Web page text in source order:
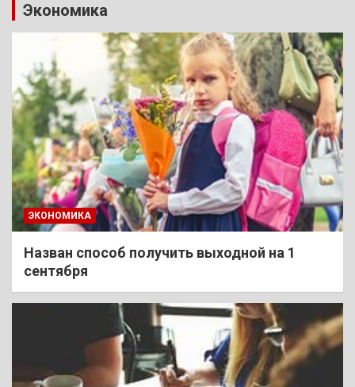
Экономика
ЭКОНОМИКА
Назван способ получить выходной на 1
сентября